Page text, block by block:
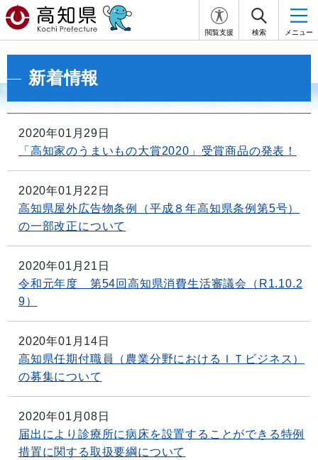
閲覧支援 検索 メニュー
新着情報
2020年01月29日
「高知家のうまいもの大賞2020」受賞商品の発表！
2020年01月22日
高知県屋外広告物条例（平成８年高知県条例第5号）
の一部改正について
2020年01月21日
令和元年度 第54回高知県消費生活審議会（R1.10.2
9）
2020年01月14日
高知県任期付職員（農業分野におけるＩＴビジネス）
の募集について
2020年01月08日
届出により診療所に病床を設置することができる特例
措置に関する取扱要綱について